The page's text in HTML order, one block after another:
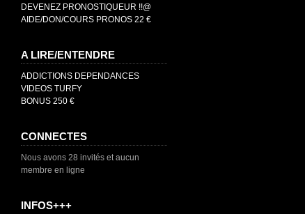
DEVENEZ PRONOSTIQUEUR !!@
AIDE/DON/COURS PRONOS 22 €
A LIRE/ENTENDRE
ADDICTIONS DEPENDANCES
VIDEOS TURFY
BONUS 250 €
CONNECTES
Nous avons 28 invités et aucun
membre en ligne
INFOS+++